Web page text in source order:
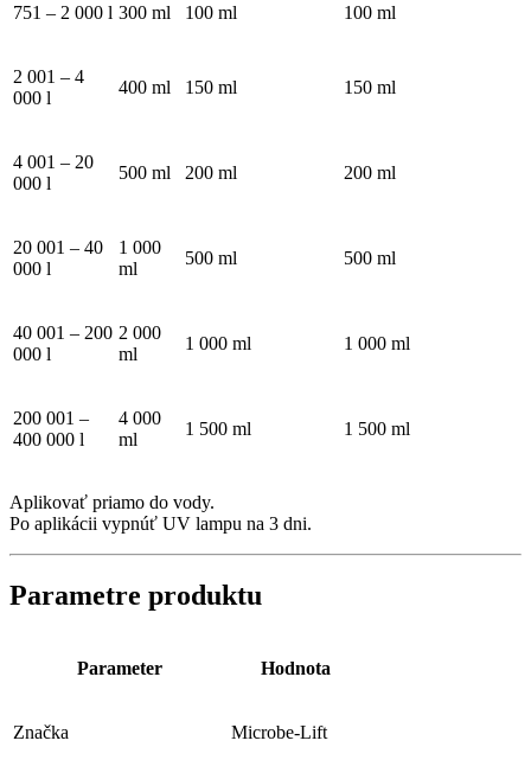
751 – 2 000 l 300 ml 100 ml 100 ml
2 001 – 4
000 l
400 ml 150 ml 150 ml
4 001 – 20
000 l
500 ml 200 ml 200 ml
20 001 – 40
000 l
1 000
ml
500 ml 500 ml
40 001 – 200
000 l
2 000
ml
1 000 ml 1 000 ml
200 001 –
400 000 l
4 000
ml
1 500 ml 1 500 ml
Aplikovať priamo do vody.
Po aplikácii vypnúť UV lampu na 3 dni.
Parametre produktu
Parameter Hodnota
Značka Microbe-Lift